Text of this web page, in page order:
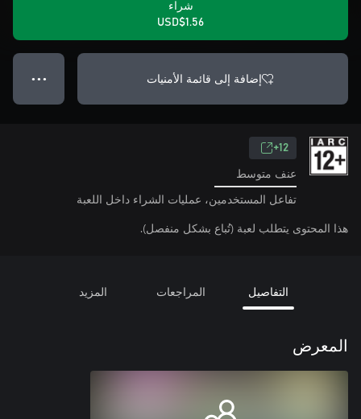
شراء
USD$1.56
إضافة إلى قائمة الأمنيات ● ● ●
12+
عنف متوسط
تفاعل المستخدمين، عمليات الشراء داخل اللعبة
هذا المحتوى يتطلب لعبة (تُباع بشكل منفصل).
التفاصيل المراجعات المزيد
المعرض